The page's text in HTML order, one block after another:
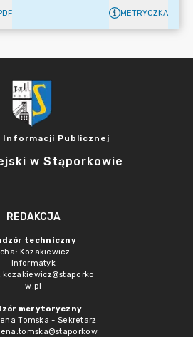
METRYCZKA
Informacji Publicznej
w Stąporkowie
REDAKCJA
techniczny
Kozakiewicz -
Informatyk
w.pl
merytoryczny
Tomska - Sekretarz